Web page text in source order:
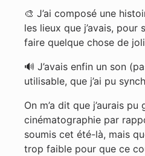
🎨 J’ai composé une
les lieux que j’avais, pour
faire quelque chose de
🔊 J’avais enfin un son
utilisable, que j’ai pu
On m’a dit que j’aurais
cinématographie par
soumis cet été-là, mais
trop faible pour que ce